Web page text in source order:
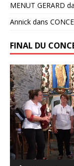
MENUT GERARD
Annick dans
FINAL DU
Lecteur
vidéo